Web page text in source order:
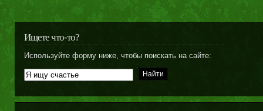
Ищете что-то?
Используйте форму ниже, чтобы поискать на сайте: